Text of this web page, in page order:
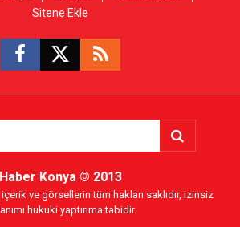
Sitene Ekle
Haber Konya© 2013
ve görsellerin tüm hakları saklıdır, izinsiz
hukuki yaptırıma tabidir.